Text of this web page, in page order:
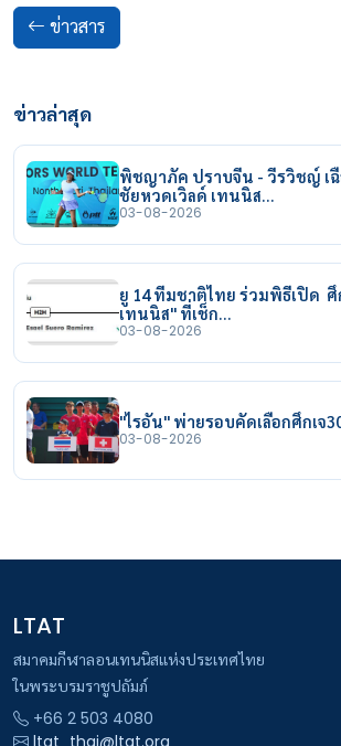
ข่าวสาร
ข่าวล่าสุด
พิชญาภัค ปราบจีน - วีรวิชญ์ เ
ชัยหวดเวิลด์ เทนนิส…
03-08-2026
ยู 14 ทีมชาติไทย ร่วมพิธีเปิด ศึ
เทนนิส" ที่เช็ก…
03-08-2026
"ไรอัน" พ่ายรอบคัดเลือกศึกเจ
03-08-2026
LTAT
สมาคมกีฬาลอนเทนนิสแห่งประเทศไทย
ในพระบรมราชูปถัมภ์
+66 2 503 4080